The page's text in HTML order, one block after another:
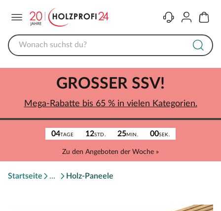
KontaktKonto
04TAGE 12STD. 25MIN. 00SEK.
Zu den Angeboten der Woche »
GROSSER SSV!
Mega-Rabatte bis 65 % in vielen Kategorien.
Startseite Holz-Paneele